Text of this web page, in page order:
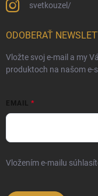
svetkouzel/
ODOBERAŤ
Vložte svoj e-mail a my
produktoch na našom e-
EMAIL
Vložením e-mailu